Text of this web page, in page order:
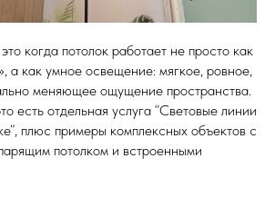
когда потолок работает не просто как
а как умное освещение: мягкое, ровное,
меняющее ощущение пространства.
есть отдельная услуга “Световые линии
плюс примеры комплексных объектов с
потолком и встроенными